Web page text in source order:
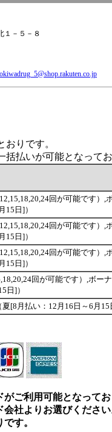
１－５－８
りです。
払いが可能となってお
回が可能です
15日]）
回が可能です
15日]）
回が可能です
15日]）
回が可能です）,ボ
日]）
夏[8月払い：12月16日～6月
ご利用可能となってお
社よりお選びください
す。